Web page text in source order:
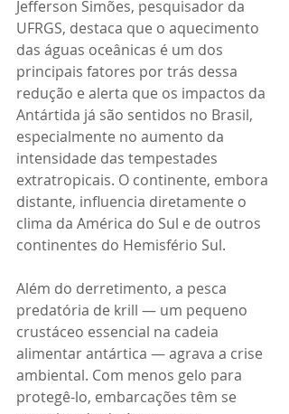
Jefferson Simões, pesquisador da
UFRGS, destaca que o aquecimento
das águas oceânicas é um dos
principais fatores por trás dessa
redução e alerta que os impactos da
Antártida já são sentidos no Brasil,
especialmente no aumento da
intensidade das tempestades
extratropicais. O continente, embora
distante, influencia diretamente o
clima da América do Sul e de outros
continentes do Hemisfério Sul.
Além do derretimento, a pesca
predatória de krill — um pequeno
crustáceo essencial na cadeia
alimentar antártica — agrava a crise
ambiental. Com menos gelo para
protegê-lo, embarcações têm se